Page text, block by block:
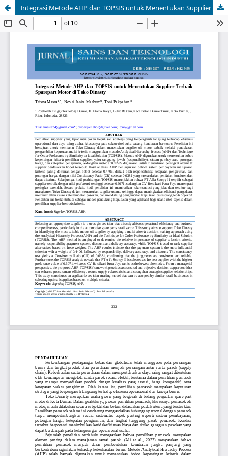
Integrasi Metode AHP dan TOPSIS untuk Menentukan Supplier Terbaik Sparepart Motor di Toko Dinasty